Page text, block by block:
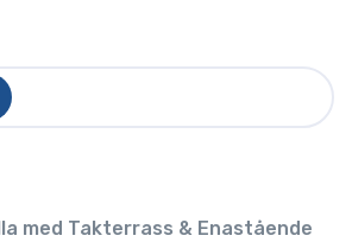
med Takterrass & Enastående